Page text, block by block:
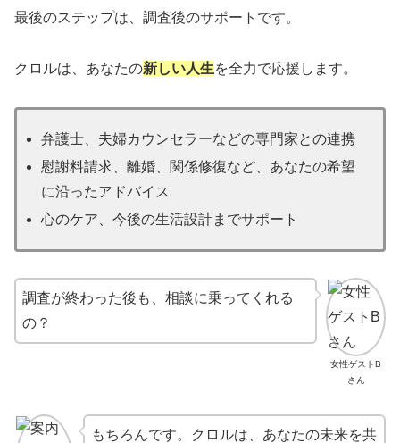
最後のステップは、調査後のサポートです。
クロルは、あなたの新しい人生を全力で応援します。
弁護士、夫婦カウンセラーなどの専門家との連携
慰謝料請求、離婚、関係修復など、あなたの希望
に沿ったアドバイス
心のケア、今後の生活設計までサポート
女性ゲストB
さん
調査が終わった後も、相談に乗ってくれる
の？
もちろんです。クロルは、あなたの未来を共